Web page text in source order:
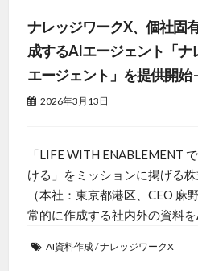
ナレッジワークX、個社固
成するAIエージェント「ナ
エージェント」を提供開始
2026年3月13日
「LIFE WITH ENABLEMENT
ける」をミッションに掲げる
（本社：東京都港区、CEO 麻
常的に作成する社内外の資料を
AI資料作成/ナレッジワークX